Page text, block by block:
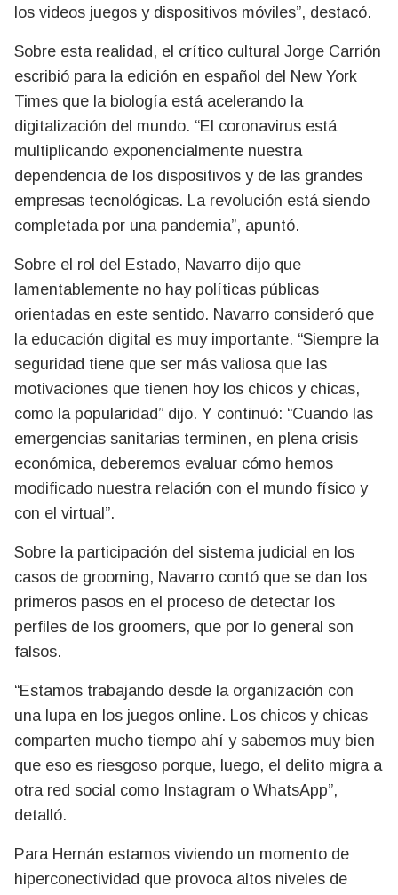
los videos juegos y dispositivos móviles”, destacó.
Sobre esta realidad, el crítico cultural Jorge Carrión
escribió para la edición en español del New York
Times que la biología está acelerando la
digitalización del mundo. “El coronavirus está
multiplicando exponencialmente nuestra
dependencia de los dispositivos y de las grandes
empresas tecnológicas. La revolución está siendo
completada por una pandemia”, apuntó.
Sobre el rol del Estado, Navarro dijo que
lamentablemente no hay políticas públicas
orientadas en este sentido. Navarro consideró que
la educación digital es muy importante. “Siempre la
seguridad tiene que ser más valiosa que las
motivaciones que tienen hoy los chicos y chicas,
como la popularidad” dijo. Y continuó: “Cuando las
emergencias sanitarias terminen, en plena crisis
económica, deberemos evaluar cómo hemos
modificado nuestra relación con el mundo físico y
con el virtual”.
Sobre la participación del sistema judicial en los
casos de grooming, Navarro contó que se dan los
primeros pasos en el proceso de detectar los
perfiles de los groomers, que por lo general son
falsos.
“Estamos trabajando desde la organización con
una lupa en los juegos online. Los chicos y chicas
comparten mucho tiempo ahí y sabemos muy bien
que eso es riesgoso porque, luego, el delito migra a
otra red social como Instagram o WhatsApp”,
detalló.
Para Hernán estamos viviendo un momento de
hiperconectividad que provoca altos niveles de